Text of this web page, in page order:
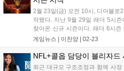
2월 23일(금) 오전 10시, 디아블로
작됐다. 지난 9월 29일 래더 5시즌
찾아온 신규 시즌이다. 래더 6시즌
지널 래더, 오리지널 하드코어 래
더 그룹으로 이전되어 더...
게임뉴스 | 이찬양 02-23
NFL+콜옵 담당이 블리자드
최근 대규모 구조조정과 함께 사